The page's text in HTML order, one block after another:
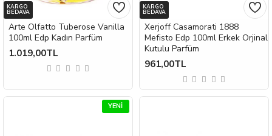
KARGO
BEDAVA
Arte Olfatto Tuberose Vanilla
100ml Edp Kadın Parfüm
1.019,00TL
KARGO
BEDAVA
Xerjoff Casamorati 1888
Mefisto Edp 100ml Erkek Orjinal
Kutulu Parfüm
961,00TL
YENI